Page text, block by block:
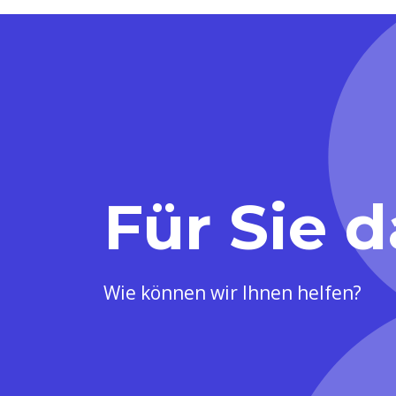
Für Sie
Wie können wir Ihnen helfen?